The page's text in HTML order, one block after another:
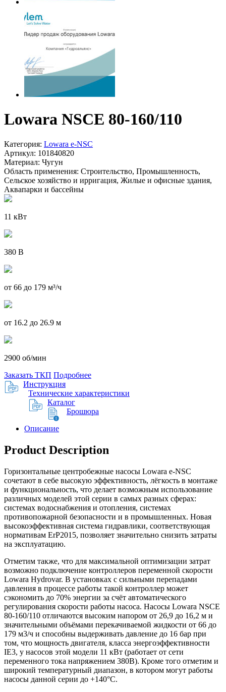
Lowara NSCE 80-160/110
Категория: Lowara e-NSC
Артикул: 101840820
Материал: Чугун
Область применения: Строительство, Промышленность,
Сельское хозяйство и ирригация, Жилые и офисные здания,
Аквапарки и бассейны
11 кВт
380 В
от 66 до 179 м³/ч
от 16.2 до 26.9 м
2900 об/мин
Заказать ТКП Подробнее
Инструкция
Технические характеристики
Каталог
Брошюра
Описание
Product Description
Горизонтальные центробежные насосы Lowara e-NSC
сочетают в себе высокую эффективность, лёгкость в монтаже
и функциональность, что делает возможным использование
различных моделей этой серии в самых разных сферах:
системах водоснабжения и отопления, системах
противопожарной безопасности и в промышленных. Новая
высокоэффективная система гидравлики, соответствующая
нормативам ErP2015, позволяет значительно снизить затраты
на эксплуатацию.
Отметим также, что для максимальной оптимизации затрат
возможно подключение контроллеров переменной скорости
Lowara Hydrovar. В установках с сильными перепадами
давления в процессе работы такой контроллер может
сэкономить до 70% энергии за счёт автоматического
регулирования скорости работы насоса. Насосы Lowara NSCE
80-160/110 отличаются высоким напором от 26,9 до 16,2 м и
значительными объёмами перекачиваемой жидкости от 66 до
179 м3/ч и способны выдерживать давление до 16 бар при
том, что мощность двигателя, класса энергоэффективности
IE3, у насосов этой модели 11 кВт (работает от сети
переменного тока напряжением 380В). Кроме того отметим и
широкий температурный диапазон, в котором могут работы
насосы данной серии до +140°C.